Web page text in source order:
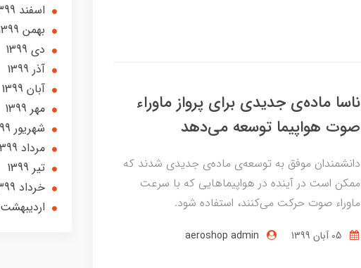
ناسا ماده‌ی جدیدی برای پرواز ماوراء
صوت هواپیما توسعه می‌دهد
دانشمندان موفق به توسعه‌ی ماده‌ی جدیدی شدند که
ممکن است در آینده در هواپیماهایی که با سرعت
ماوراء صوت حرکت می‌کنند، استفاده شود.
aeroshop admin
اسفند 1399
بهمن 1399
دی 1399
آذر 1399
آبان 1399
مهر 1399
شهریور 1399
مرداد 1399
تير 1399
خرداد 1399
ارديبهشت 1399